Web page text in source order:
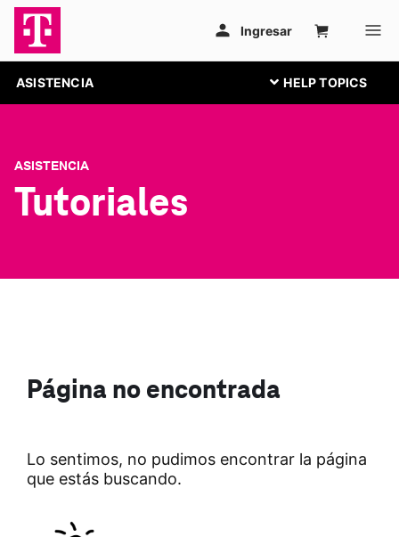
ASISTENCIA
ASISTENCIA
Tutoriales